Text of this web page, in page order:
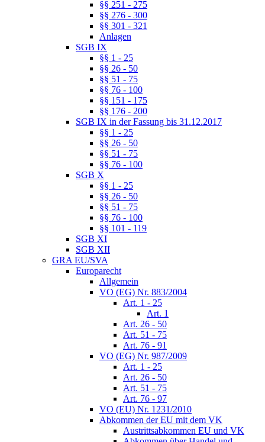
§§ 251 - 275
§§ 276 - 300
§§ 301 - 321
Anlagen
SGB IX
§§ 1 - 25
§§ 26 - 50
§§ 51 - 75
§§ 76 - 100
§§ 151 - 175
§§ 176 - 200
SGB IX in der Fassung bis 31.12.2017
§§ 1 - 25
§§ 26 - 50
§§ 51 - 75
§§ 76 - 100
SGB X
§§ 1 - 25
§§ 26 - 50
§§ 51 - 75
§§ 76 - 100
§§ 101 - 119
SGB XI
SGB XII
GRA EU/SVA
Europarecht
Allgemein
VO (EG) Nr. 883/2004
Art. 1 - 25
Art. 1
Art. 26 - 50
Art. 51 - 75
Art. 76 - 91
VO (EG) Nr. 987/2009
Art. 1 - 25
Art. 26 - 50
Art. 51 - 75
Art. 76 - 97
VO (EU) Nr. 1231/2010
Abkommen der EU mit dem VK
Austrittsabkommen EU und VK